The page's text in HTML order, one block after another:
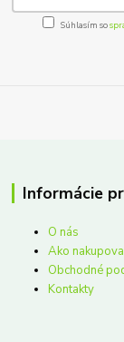
Súhlasím so
Informácie
O nás
Ako
Obchodné
Kontakty